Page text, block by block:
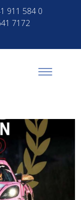
911 584 0
7172